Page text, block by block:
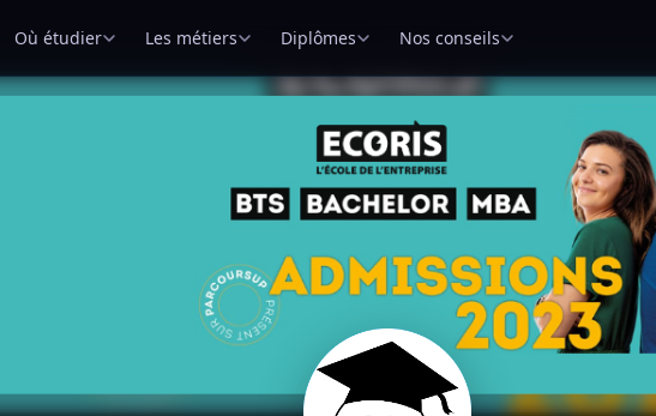
Où étudier Les métiers Diplômes Nos conseils